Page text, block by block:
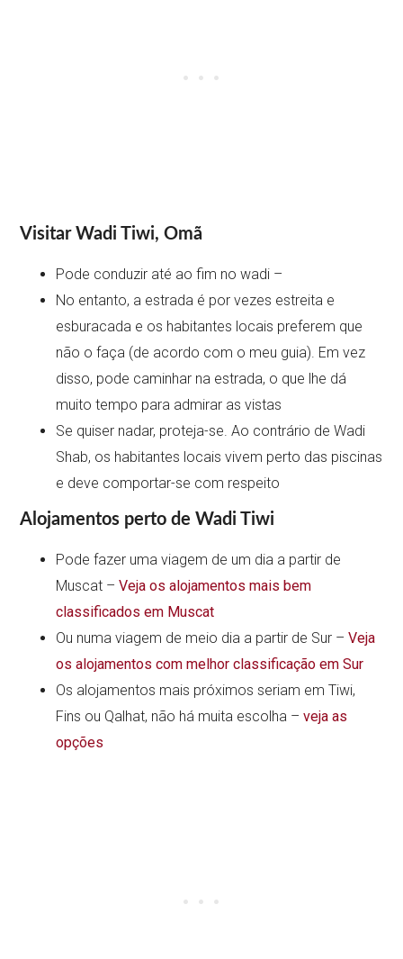
Visitar Wadi Tiwi, Omã
Pode conduzir até ao fim no wadi –
No entanto, a estrada é por vezes estreita e
esburacada e os habitantes locais preferem que
não o faça (de acordo com o meu guia). Em vez
disso, pode caminhar na estrada, o que lhe dá
muito tempo para admirar as vistas
Se quiser nadar, proteja-se. Ao contrário de Wadi
Shab, os habitantes locais vivem perto das piscinas
e deve comportar-se com respeito
Alojamentos perto de Wadi Tiwi
Pode fazer uma viagem de um dia a partir de
Muscat –Veja os alojamentos mais bem
classificados em Muscat
Ou numa viagem de meio dia a partir de Sur –Veja
os alojamentos com melhor classificação em Sur
Os alojamentos mais próximos seriam em Tiwi,
Fins ou Qalhat, não há muita escolha –veja as
opções